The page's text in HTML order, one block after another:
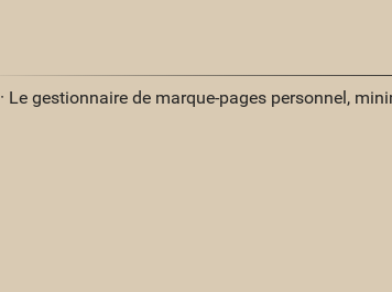
· Le gestionnaire de marque-pages personnel,